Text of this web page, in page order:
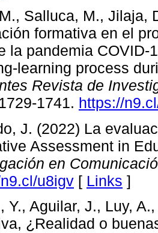
Salluca, M., Jilaja,
formativa en el
la pandemia
learning process
Revista de
1741. https://
J. (2022) La
Assessment in
en
u8igv [ Links ]
Y., Aguilar, J., Luy,
¿Realidad o